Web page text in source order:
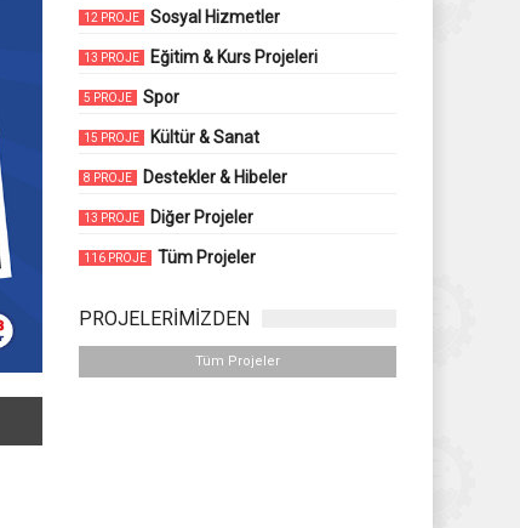
12 PROJE Sosyal Hizmetler
13 PROJE Eğitim & Kurs Projeleri
5 PROJE Spor
15 PROJE Kültür & Sanat
8 PROJE Destekler & Hibeler
13 PROJE Diğer Projeler
116 PROJE Tüm Projeler
PROJELERİMİZDEN
Tüm Projeler